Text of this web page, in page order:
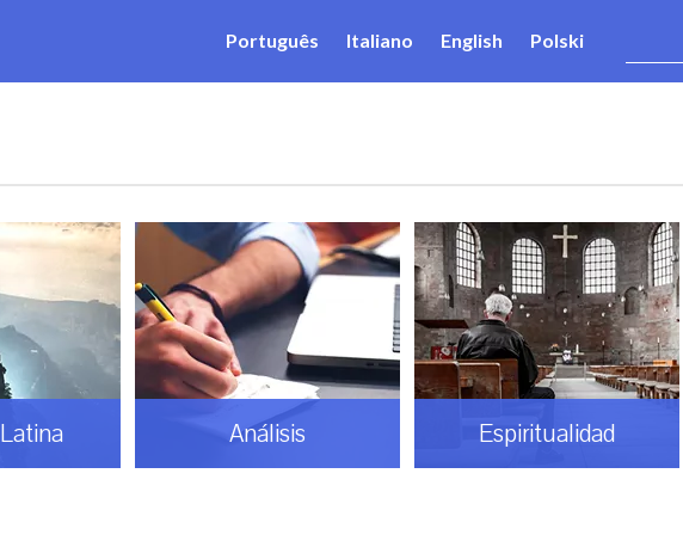
Português Italiano English Polski
Análisis Espiritualidad